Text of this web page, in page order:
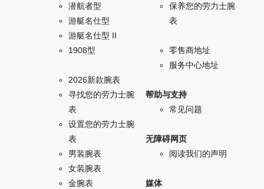
潜航者型
游艇名仕型
游艇名仕型 II
1908型
2026新款腕表
寻找您的劳力士腕
表
设置您的劳力士腕
表
男装腕表
女装腕表
金腕表
保养您的劳力士腕
表
零售商地址
服务中心地址
帮助与支持
常见问题
无障碍网页
阅读我们的声明
媒体